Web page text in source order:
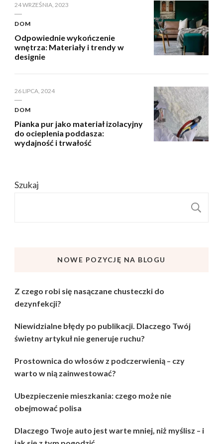
24 WRZEŚNIA, 2023
DOM
Odpowiednie wykończenie
wnętrza: Materiały i trendy w
designie
26 LIPCA, 2024
DOM
Pianka pur jako materiał izolacyjny
do ocieplenia poddasza:
wydajność i trwałość
Szukaj
NOWE POZYCJĘ NA BLOGU
Z czego robi się nasączane chusteczki do
dezynfekcji?
Niewidzialne błędy po publikacji. Dlaczego Twój
świetny artykuł nie generuje ruchu?
Prostownica do włosów z podczerwienią – czy
warto w nią zainwestować?
Ubezpieczenie mieszkania: czego może nie
obejmować polisa
Dlaczego Twoje auto jest warte mniej, niż myślisz – i